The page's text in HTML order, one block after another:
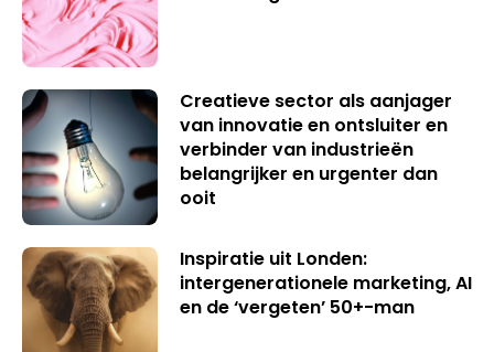
Creatieve sector als aanjager
van innovatie en ontsluiter en
verbinder van industrieën
belangrijker en urgenter dan
ooit
Inspiratie uit Londen:
intergenerationele marketing, AI
en de ‘vergeten’ 50+-man